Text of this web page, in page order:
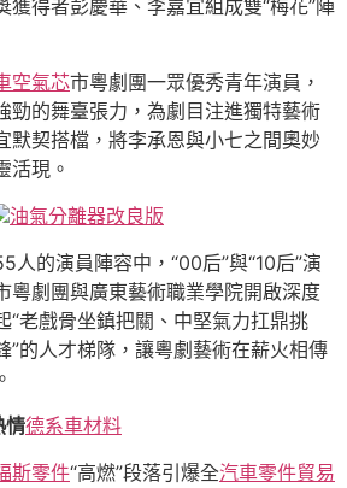
獲得者彭慶華、李嘉宜組成雙“梅花”陣
空氣芯市粵劇團一眾優秀青年演員，
勁的舞臺張力，為劇目注進獨特藝術
默契搭檔，將李承恩與小七之間奧妙
活現。
油氣分離器改良版
人的演員陣容中，“00后”與“10后”演
粵劇團與廣東藝術職業學院開啟深度
“老戲骨坐鎮把關、中堅氣力扛鼎挑
”的人才梯隊，讓粵劇藝術在薪火相傳
情德系車材料
斯零件“高燃”段落引爆全汽車零件貿易